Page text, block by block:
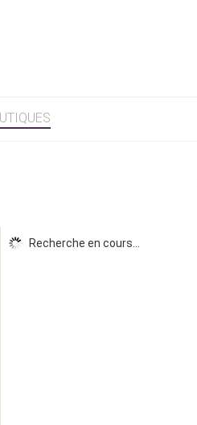
Recherche en cours...